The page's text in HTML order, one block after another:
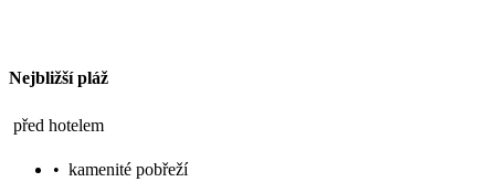
Nejbližší pláž
před hotelem
• kamenité pobřeží